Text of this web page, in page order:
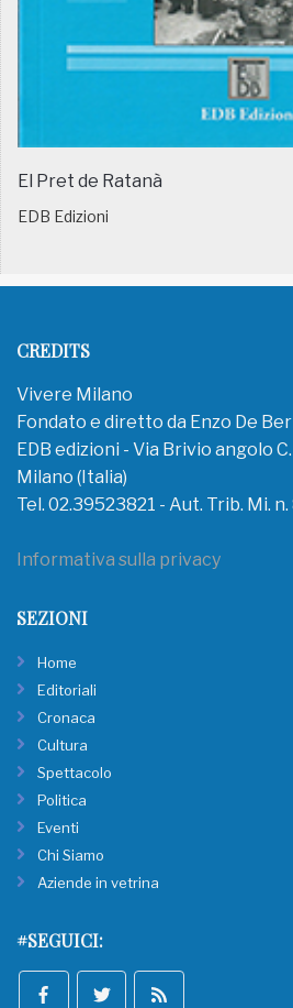
El Pret de Ratanà
EDB Edizioni
CREDITS
Vivere Milano
Fondato e diretto da Enzo De
EDB edizioni - Via Brivio angolo
Milano (Italia)
Tel. 02.39523821 - Aut. Trib. Mi.
Informativa sulla privacy
SEZIONI
Home
Editoriali
Cronaca
Cultura
Spettacolo
Politica
Eventi
Chi Siamo
Aziende in vetrina
#SEGUICI: